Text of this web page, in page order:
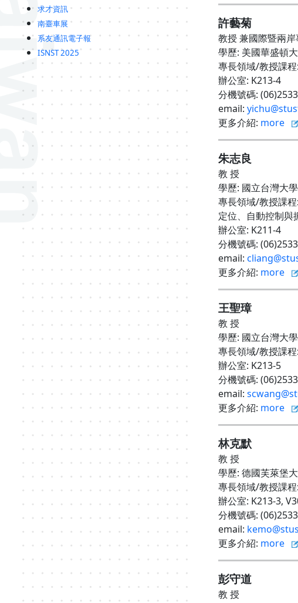
求才資訊
南臺車展
系友通訊電子報
ISNST 2025
許藝菊
教授 兼國際暨兩
學歷: 美國華盛頓
專長領域/教授課程:
辦公室: K213-4
分機號碼:
email:
更多介紹: more
朱志良
教 授
學歷: 國立台灣大
專長領域/教授課程:
定位、自動控制與
辦公室: K211-4
分機號碼:
email:
更多介紹: more
王聖璋
教 授
學歷: 國立台灣大
專長領域/教授課程:
辦公室: K213-5
分機號碼:
email:
更多介紹: more
林克默
教 授
學歷: 德國芙萊堡
專長領域/教授課程:
辦公室: K213-3,
分機號碼:
email:
更多介紹: more
彭守道
教 授